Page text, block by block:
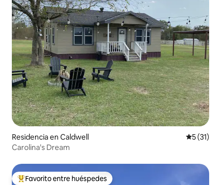
Residencia en Caldwell
5 (31)
Carolina's Dream
De los mejores en Favorito entre huéspedes
Favorito entre huéspedes